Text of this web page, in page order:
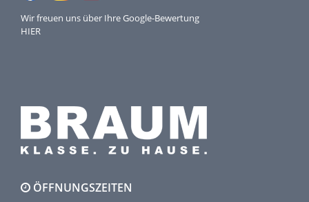
Wir freuen uns über IhreGoogle-Bewertung
HIER
ÖFFNUNGSZEITEN